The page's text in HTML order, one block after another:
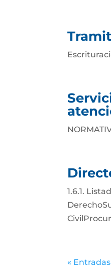
1.6.1.
«